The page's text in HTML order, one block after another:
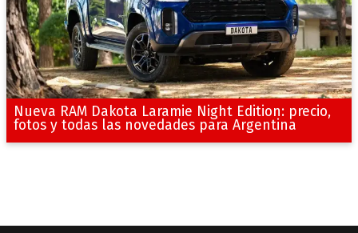
Nueva RAM Dakota Laramie Night Edition: precio,
fotos y todas las novedades para Argentina